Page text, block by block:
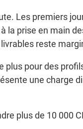
Les premiers
la prise en main
reste
pour des
une charge
plus de 10 000